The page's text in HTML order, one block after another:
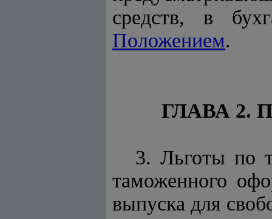
средств, в
Положением.
ГЛАВА 2.
3. Льготы по
таможенного
выпуска для